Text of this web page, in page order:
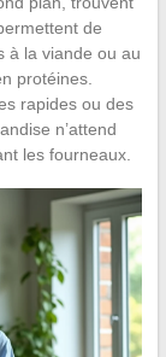
de
à la viande ou au
protéines.
rapides ou des
n’attend
les fourneaux.